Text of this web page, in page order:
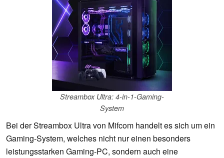
Streambox Ultra: 4-in-1-Gaming-
System
Bei der Streambox Ultra von Mifcom handelt es sich um ein
Gaming-System, welches nicht nur einen besonders
leistungsstarken Gaming-PC, sondern auch eine